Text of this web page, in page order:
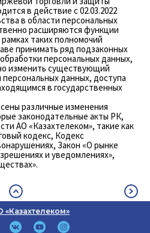
в действие с 02.03.2022
в области персональных
расширяются функции
таких полномочий
принимать ряд подзаконных
персональных данных,
изменить существующий
данных, доступа
в государственных
различные изменения
законодательные акты РК,
АО «Казахтелеком», такие как
кодекс, Кодекс
Закон «О рынке
и уведомлениях»,
«Казахтелеком»